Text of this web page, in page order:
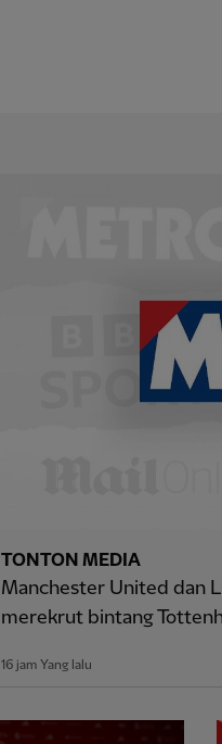
TONTON MEDIA
Manchester United dan
merekrut bintang
16 jam Yang lalu